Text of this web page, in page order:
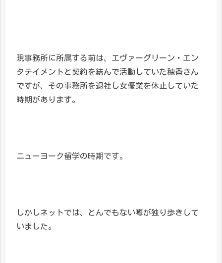
現事務所に所属する前は、エヴァーグリーン・エン
タテイメントと契約を結んで活動していた穂香さん
ですが、その事務所を退社し女優業を休止していた
時期があります。
ニューヨーク留学の時期です。
しかしネットでは、とんでもない噂が独り歩きして
いました。